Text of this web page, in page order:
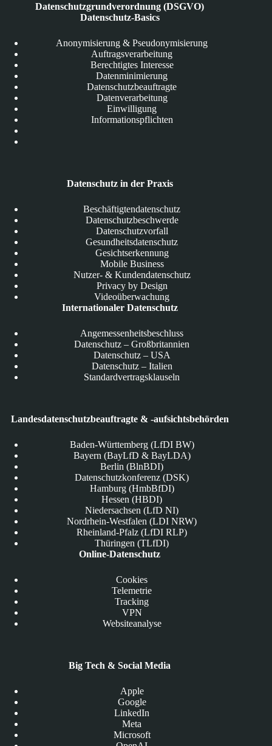
Datenschutzgrundverordnung (DSGVO)
Datenschutz-Basics
Anonymisierung & Pseudonymisierung
Auftragsverarbeitung
Berechtigtes Interesse
Datenminimierung
Datenschutzbeauftragte
Datenverarbeitung
Einwilligung
Informationspflichten
Datenschutz in der Praxis
Beschäftigtendatenschutz
Datenschutzbeschwerde
Datenschutzvorfall
Gesundheitsdatenschutz
Gesichtserkennung
Mobile Business
Nutzer- & Kundendatenschutz
Privacy by Design
Videoüberwachung
Internationaler Datenschutz
Angemessenheitsbeschluss
Datenschutz – Großbritannien
Datenschutz – USA
Datenschutz – Italien
Standardvertragsklauseln
Landesdatenschutzbeauftragte & -aufsichtsbehörden
Baden-Württemberg (LfDI BW)
Bayern (BayLfD & BayLDA)
Berlin (BlnBDI)
Datenschutzkonferenz (DSK)
Hamburg (HmbBfDI)
Hessen (HBDI)
Niedersachsen (LfD NI)
Nordrhein-Westfalen (LDI NRW)
Rheinland-Pfalz (LfDI RLP)
Thüringen (TLfDI)
Online-Datenschutz
Cookies
Telemetrie
Tracking
VPN
Websiteanalyse
Big Tech & Social Media
Apple
Google
LinkedIn
Meta
Microsoft